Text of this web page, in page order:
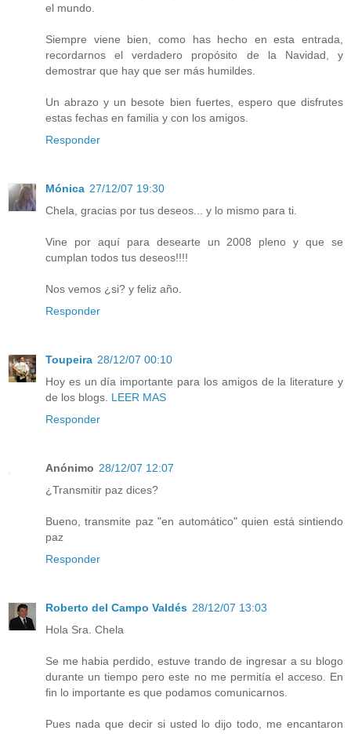
el mundo.
Siempre viene bien, como has hecho en esta entrada,
recordarnos el verdadero propósito de la Navidad, y
demostrar que hay que ser más humildes.
Un abrazo y un besote bien fuertes, espero que disfrutes
estas fechas en familia y con los amigos.
Responder
Mónica 27/12/07 19:30
Chela, gracias por tus deseos... y lo mismo para ti.
Vine por aquí para desearte un 2008 pleno y que se
cumplan todos tus deseos!!!!
Nos vemos ¿si? y feliz año.
Responder
Toupeira 28/12/07 00:10
Hoy es un día importante para los amigos de la literature y
de los blogs. LEER MAS
Responder
Anónimo 28/12/07 12:07
¿Transmitir paz dices?
Bueno, transmite paz "en automático" quien está sintiendo
paz
Responder
Roberto del Campo Valdés 28/12/07 13:03
Hola Sra. Chela
Se me habia perdido, estuve trando de ingresar a su blogo
durante un tiempo pero este no me permitía el acceso. En
fin lo importante es que podamos comunicarnos.
Pues nada que decir si usted lo dijo todo, me encantaron